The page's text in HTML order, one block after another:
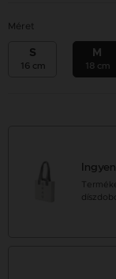
Méret
S
16 cm
M
18 cm